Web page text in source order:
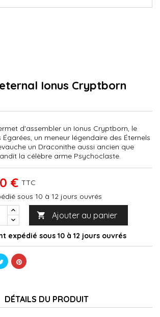
Ionus Cryptborn
d'assembler un Ionus Cryptborn, le
Égarées, un meneur légendaire des Éternels
un Draconithe aussi ancien que
la célèbre arme Psychoclaste.
€ TTC
sous 10 à 12 jours ouvrés
 Ajouter au panier
expédié sous 10 à 12 jours ouvrés
DÉTAILS DU PRODUIT